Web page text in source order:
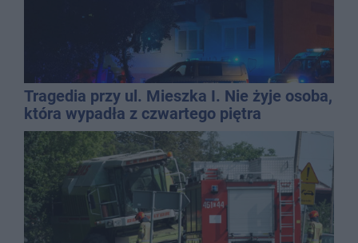
Tragedia przy ul. Mieszka I. Nie żyje osoba,
która wypadła z czwartego piętra